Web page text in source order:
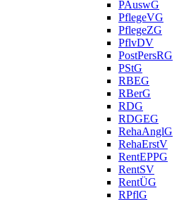
PAuswG
PflegeVG
PflegeZG
PflvDV
PostPersRG
PStG
RBEG
RBerG
RDG
RDGEG
RehaAnglG
RehaErstV
RentEPPG
RentSV
RentÜG
RPflG